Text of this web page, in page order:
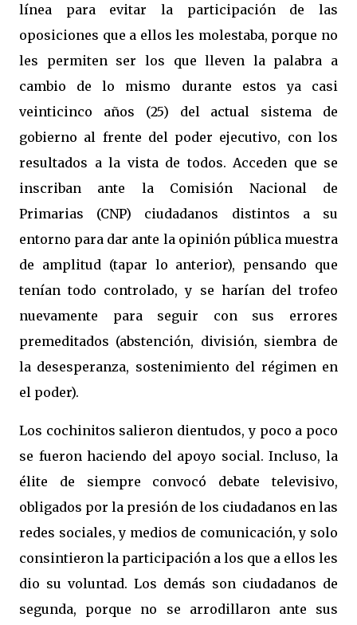
línea para evitar la participación de las
oposiciones que a ellos les molestaba, porque no
les permiten ser los que lleven la palabra a
cambio de lo mismo durante estos ya casi
veinticinco años (25) del actual sistema de
gobierno al frente del poder ejecutivo, con los
resultados a la vista de todos. Acceden que se
inscriban ante la Comisión Nacional de
Primarias (CNP) ciudadanos distintos a su
entorno para dar ante la opinión pública muestra
de amplitud (tapar lo anterior), pensando que
tenían todo controlado, y se harían del trofeo
nuevamente para seguir con sus errores
premeditados (abstención, división, siembra de
la desesperanza, sostenimiento del régimen en
el poder).
Los cochinitos salieron dientudos, y poco a poco
se fueron haciendo del apoyo social. Incluso, la
élite de siempre convocó debate televisivo,
obligados por la presión de los ciudadanos en las
redes sociales, y medios de comunicación, y solo
consintieron la participación a los que a ellos les
dio su voluntad. Los demás son ciudadanos de
segunda, porque no se arrodillaron ante sus